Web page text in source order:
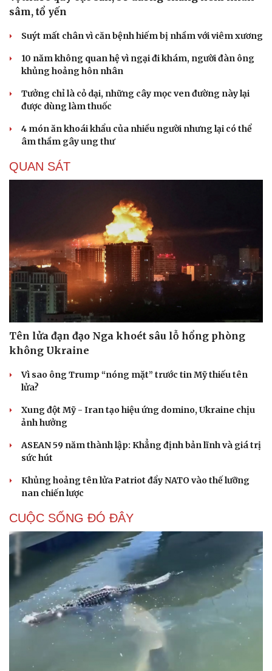
Du lịch
Săn Tour
Podcast
Kể chuyện cho bé
Hạt giống tâm hồn
sâm, tổ yến
Suýt mất chân vì căn bệnh hiếm bị nhầm với viêm xương
10 năm không quan hệ vì ngại đi khám, người đàn ông
khủng hoảng hôn nhân
Tưởng chỉ là cỏ dại, những cây mọc ven đường này lại
được dùng làm thuốc
4 món ăn khoái khẩu của nhiều người nhưng lại có thể
âm thầm gây ung thư
QUAN SÁT
Tên lửa đạn đạo Nga khoét sâu lỗ hổng phòng
không Ukraine
Vì sao ông Trump “nóng mặt” trước tin Mỹ thiếu tên
lửa?
Xung đột Mỹ - Iran tạo hiệu ứng domino, Ukraine chịu
ảnh hưởng
ASEAN 59 năm thành lập: Khẳng định bản lĩnh và giá trị
sức hút
Khủng hoảng tên lửa Patriot đẩy NATO vào thế lưỡng
nan chiến lược
CUỘC SỐNG ĐÓ ĐÂY